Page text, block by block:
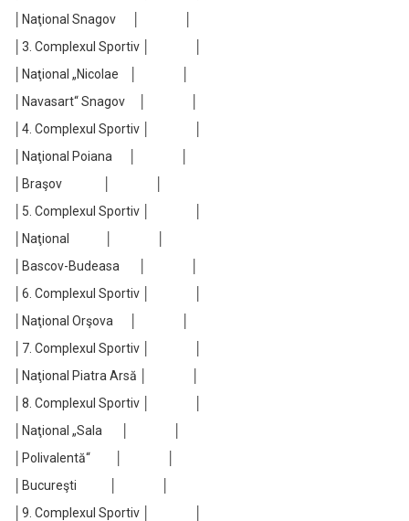
│Naţional Snagov │ │
│3. Complexul Sportiv │ │
│Naţional „Nicolae │ │
│Navasart“ Snagov │ │
│4. Complexul Sportiv │ │
│Naţional Poiana │ │
│Braşov │ │
│5. Complexul Sportiv │ │
│Naţional │ │
│Bascov-Budeasa │ │
│6. Complexul Sportiv │ │
│Naţional Orşova │ │
│7. Complexul Sportiv │ │
│Naţional Piatra Arsă │ │
│8. Complexul Sportiv │ │
│Naţional „Sala │ │
│Polivalentă“ │ │
│Bucureşti │ │
│9. Complexul Sportiv │ │